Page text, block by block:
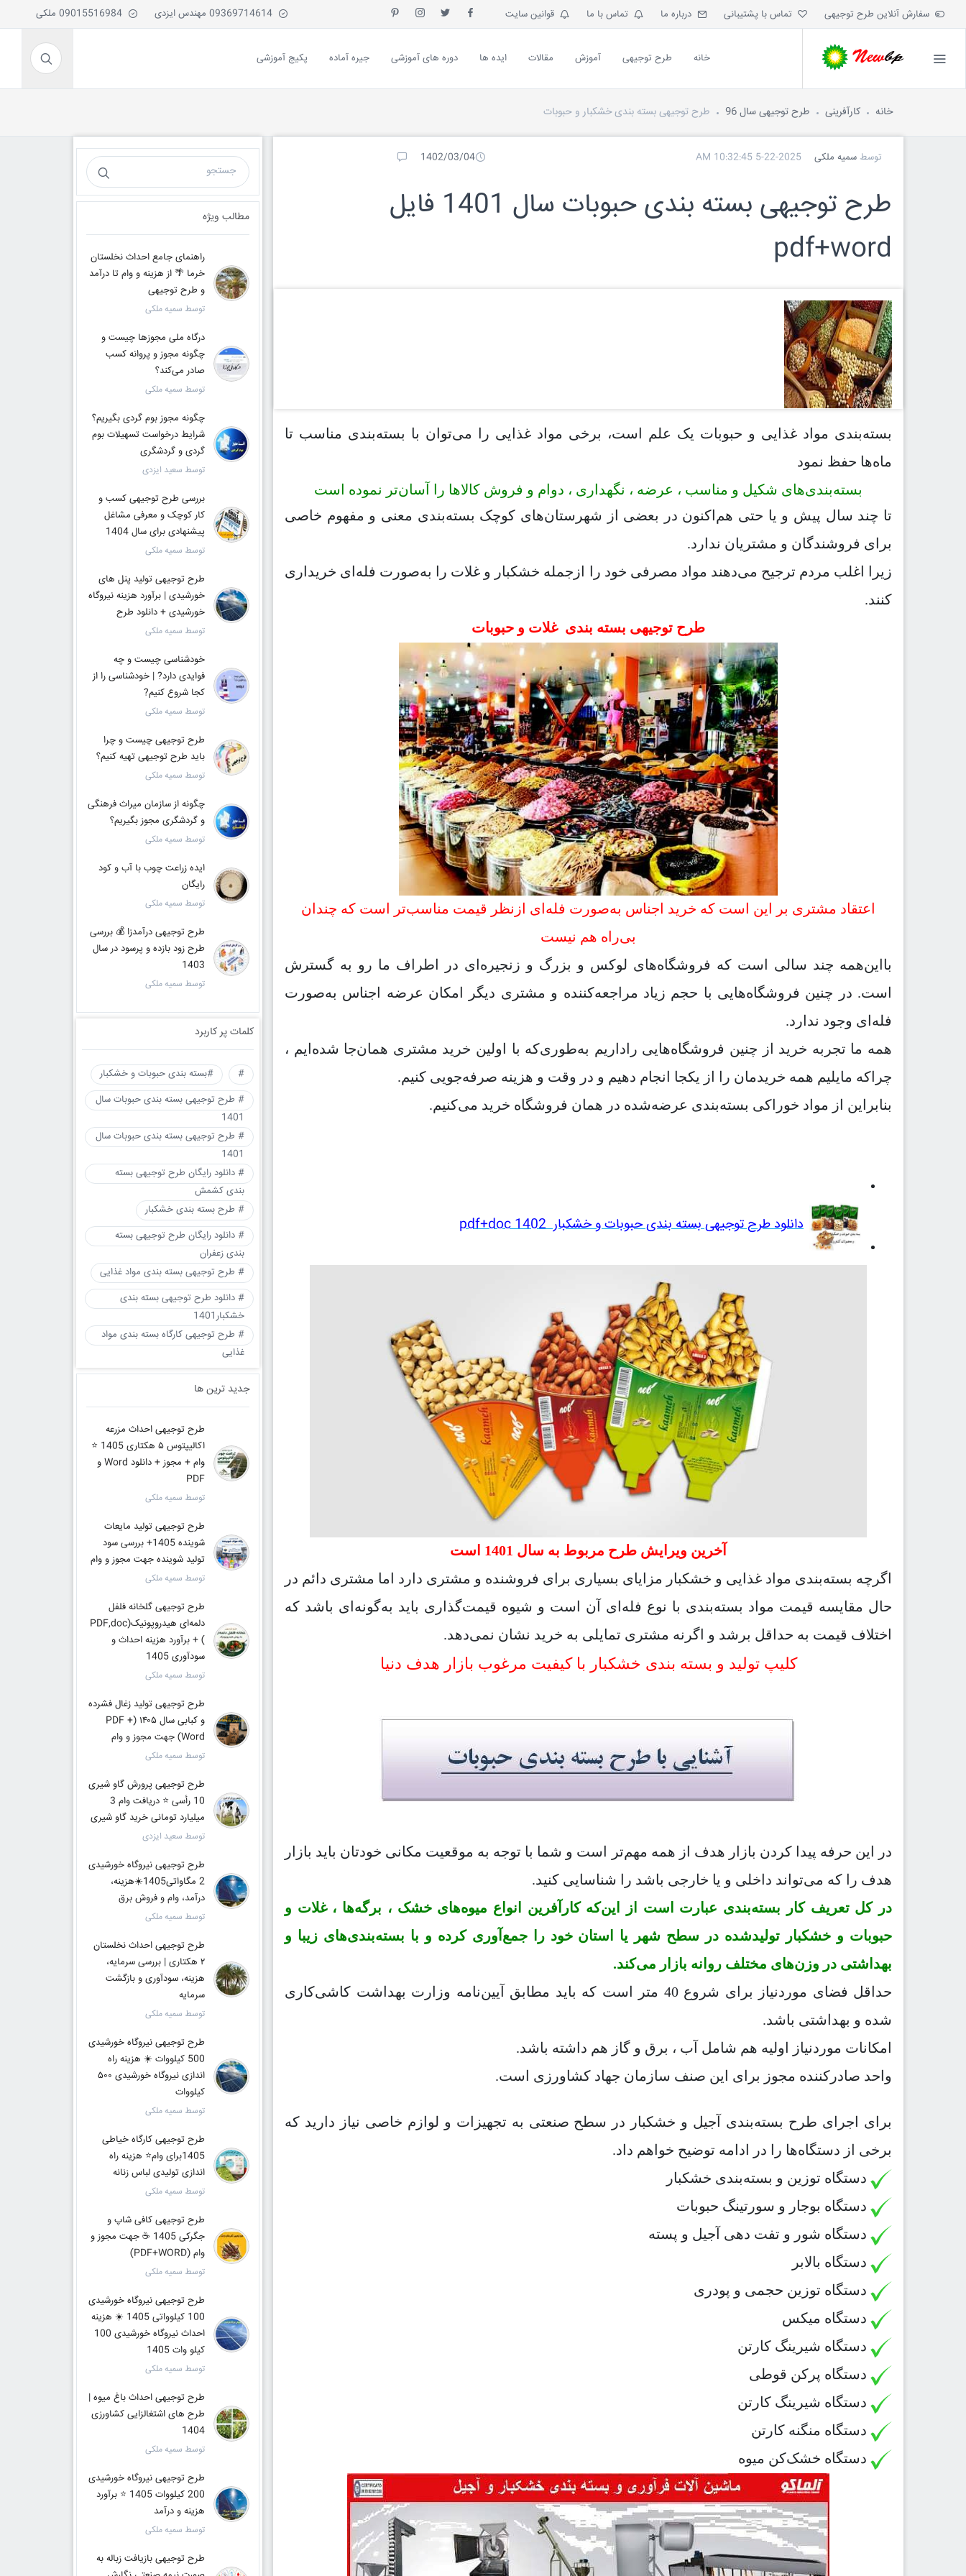
سفارش آنلاین طرح توجیهی تماس با پشتیبانی درباره ما تماس با ما قوانین سایت
خانه طرح توجیهی آموزش مقالات ایده ها دوره های آموزشی جیره آماده پکیج آموزشی
خانه کارآفرینی طرح توجیهی سال 96 طرح توجیهی بسته بندی خشکبار و حبوبات
توسط سمیه ملکی 5-22-2025 10:32:45 AM
1402/03/04
طرح توجیهی بسته بندی حبوبات سال 1401 فایل
pdf+word
بسته‌بندی مواد غذایی و حبوبات یک علم است، برخی مواد غذایی را می‌توان با بسته‌بندی مناسب تا
ماه‌ها حفظ نمود
بسته‌بندی‌های شکیل و مناسب ، عرضه ، نگهداری ، دوام و فروش کالاها را آسان‌تر نموده است
تا چند سال پیش و یا حتی هم‌اکنون در بعضی از شهرستان‌های کوچک بسته‌بندی معنی و مفهوم خاصی
برای فروشندگان و مشتریان ندارد.
زیرا اغلب مردم ترجیح می‌دهند مواد مصرفی خود را ازجمله خشکبار و غلات را به‌صورت فله‌ای خریداری
کنند.
طرح توجیهی بسته بندی غلات و حبوبات
اعتقاد مشتری بر این است که خرید اجناس به‌صورت فله‌ای ازنظر قیمت مناسب‌تر است که چندان
بی‌راه هم نیست
بااین‌همه چند سالی است که فروشگاه‌های لوکس و بزرگ و زنجیره‌ای در اطراف ما رو به گسترش
است. در چنین فروشگاه‌هایی با حجم زیاد مراجعه‌کننده و مشتری دیگر امکان عرضه اجناس به‌صورت
فله‌ای وجود ندارد.
همه ما تجربه خرید از چنین فروشگاه‌هایی راداریم به‌طوری‌که با اولین خرید مشتری همان‌جا شده‌ایم ،
چراکه مایلیم همه خریدمان را از یکجا انجام دهیم و در وقت و هزینه صرفه‌جویی کنیم.
بنابراین از مواد خوراکی بسته‌بندی عرضه‌شده در همان فروشگاه خرید می‌کنیم.
دانلود طرح توجیهی بسته بندی حبوبات و خشکبار pdf+doc 1402
آخرین ویرایش طرح مربوط به سال 1401 است
اگرچه بسته‌بندی مواد غذایی و خشکبار مزایای بسیاری برای فروشنده و مشتری دارد اما مشتری دائم در
حال مقایسه قیمت مواد بسته‌بندی با نوع فله‌ای آن است و شیوه قیمت‌گذاری باید به‌گونه‌ای باشد که
اختلاف قیمت به حداقل برشد و اگرنه مشتری تمایلی به خرید نشان نمی‌دهد.
کلیپ تولید و بسته بندی خشکبار با کیفیت مرغوب بازار هدف دنیا
در این حرفه پیدا کردن بازار هدف از همه مهم‌تر است و شما با توجه به موقعیت مکانی خودتان باید بازار
هدف را که می‌تواند داخلی و یا خارجی باشد را شناسایی کنید.
در کل تعریف کار بسته‌بندی عبارت است از این‌که کارآفرین انواع میوه‌های خشک ، برگه‌ها ، غلات و
حبوبات و خشکبار تولیدشده در سطح شهر یا استان خود را جمع‌آوری کرده و با بسته‌بندی‌های زیبا و
بهداشتی در وزن‌های مختلف روانه بازار می‌کند.
حداقل فضای موردنیاز برای شروع 40 متر است که باید مطابق آیین‌نامه وزارت بهداشت کاشی‌کاری
شده و بهداشتی باشد.
امکانات موردنیاز اولیه هم شامل آب ، برق و گاز هم داشته باشد.
واحد صادرکننده مجوز برای این صنف سازمان جهاد کشاورزی است.
برای اجرای طرح بسته‌بندی آجیل و خشکبار در سطح صنعتی به تجهیزات و لوازم خاصی نیاز دارید که
برخی از دستگاه‌ها را در ادامه توضیح خواهم داد.
دستگاه توزین و بسته‌بندی خشکبار
دستگاه بوجار و سورتینگ حبوبات
دستگاه شور و تفت دهی آجیل و پسته
دستگاه بالابر
دستگاه توزین حجمی و پودری
دستگاه میکس
دستگاه شیرینگ کارتن
دستگاه پرکن قوطی
دستگاه شیرینگ کارتن
دستگاه منگنه کارتن
دستگاه خشک‌کن میوه
مطالب ویژه
راهنمای جامع احداث نخلستان
خرما 🌴 از هزینه و وام تا درآمد
و طرح توجیهی
توسط سمیه ملکی
درگاه ملی مجوزها چیست و
چگونه مجوز و پروانه کسب
صادر می‌کند؟
توسط سمیه ملکی
چگونه مجوز بوم گردی بگیریم؟
شرایط درخواست تسهیلات بوم
گردی و گردشگری
توسط سعید ایزدی
بررسی طرح توجیهی کسب و
کار کوچک و معرفی مشاغل
پیشنهادی برای سال 1404
توسط سمیه ملکی
طرح توجیهی تولید پنل های
خورشیدی | برآورد هزینه نیروگاه
خورشیدی + دانلود طرح
توسط سمیه ملکی
خودشناسی چیست و چه
فوایدی دارد? | خودشناسی را از
کجا شروع کنیم?
توسط سمیه ملکی
طرح توجیهی چیست و چرا
باید طرح توجیهی تهیه کنیم؟
توسط سمیه ملکی
چگونه از سازمان میراث فرهنگی
و گردشگری مجوز بگیریم؟
توسط سمیه ملکی
ایده زراعت چوب با آب و کود
رایگان
توسط سمیه ملکی
طرح توجیهی درآمدزا 💰 بررسی
طرح زود بازده و پرسود در سال
1403
توسط سمیه ملکی
کلمات پر کاربرد
#
#بسته بندی حبوبات و خشکبار
# طرح توجیهی بسته بندی حبوبات سال
1401
# طرح توجیهی بسته بندی حبوبات سال
1401
# دانلود رایگان طرح توجیهی بسته
بندی کشمش
# طرح بسته بندی خشکبار
# دانلود رایگان طرح توجیهی بسته
بندی زعفران
# طرح توجیهی بسته بندی مواد غذایی
# دانلود طرح توجیهی بسته بندی
خشکبار1401
# طرح توجیهی کارگاه بسته بندی مواد
غذایی
جدید ترین ها
طرح توجیهی احداث مزرعه
اکالیپتوس ۵ هکتاری 1405 ⭐️
وام + مجوز + دانلود Word و
PDF
توسط سمیه ملکی
طرح توجیهی تولید مایعات
شوینده 1405+ بررسی سود
تولید شوینده جهت مجوز و وام
توسط سمیه ملکی
طرح توجیهی گلخانه فلفل
دلمه‌ای هیدروپونیک(PDF,doc
) + برآورد هزینه احداث و
سودآوری 1405
توسط سمیه ملکی
طرح توجیهی تولید زغال فشرده
و کبابی سال ۱۴۰۵ (PDF +
Word) جهت مجوز و وام
توسط سمیه ملکی
طرح توجیهی پرورش گاو شیری
10 رأسی ⭐ دریافت وام 3
میلیارد تومانی خرید گاو شیری
توسط سعید ایزدی
طرح توجیهی نیروگاه خورشیدی
2 مگاواتی1405☀️هزینه،
درآمد، وام و فروش برق
توسط سمیه ملکی
طرح توجیهی احداث نخلستان
۲ هکتاری | بررسی سرمایه،
هزینه، سودآوری و بازگشت
سرمایه
توسط سمیه ملکی
طرح توجیهی نیروگاه خورشیدی
500 کیلووات ☀️ هزینه راه
اندازی نیروگاه خورشیدی ۵۰۰
کیلووات
توسط سمیه ملکی
طرح توجیهی کارگاه خیاطی
1405برای وام⭐ هزینه راه
اندازی تولیدی لباس زنانه
توسط سمیه ملکی
طرح توجیهی کافی شاپ و
جگرکی 1405 ☕ جهت مجوز و
وام (PDF+WORD)
توسط سمیه ملکی
طرح توجیهی نیروگاه خورشیدی
100 کیلوواتی 1405 ☀️ هزینه
احداث نیروگاه خورشیدی 100
کیلو وات 1405
توسط سمیه ملکی
طرح توجیهی احداث باغ میوه |
طرح های اشتغالزایی کشاورزی
1404
توسط سمیه ملکی
طرح توجیهی نیروگاه خورشیدی
200 کیلووات 1405 ⭐️ برآورد
هزینه و درآمد
توسط سمیه ملکی
طرح توجیهی بازیافت زباله به